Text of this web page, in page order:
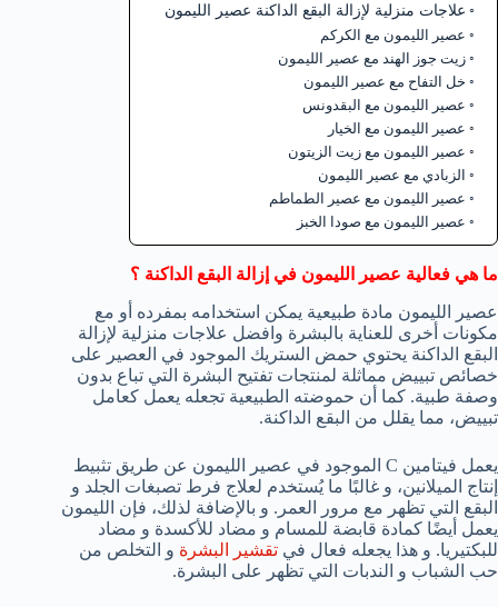
علاجات منزلية لإزالة البقع الداكنة عصير الليمون
عصير الليمون مع الكركم
زيت جوز الهند مع عصير الليمون
خل التفاح مع عصير الليمون
عصير الليمون مع البقدونس
عصير الليمون مع الخيار
عصير الليمون مع زيت الزيتون
الزبادي مع عصير الليمون
عصير الليمون مع عصير الطماطم
عصير الليمون مع صودا الخبز
ما هي فعالية عصير الليمون في إزالة البقع الداكنة ؟
عصير الليمون مادة طبيعية يمكن استخدامه بمفرده أو مع
مكونات أخرى للعناية بالبشرة وافضل علاجات منزلية لإزالة
البقع الداكنة يحتوي حمض الستريك الموجود في العصير على
خصائص تبييض مماثلة لمنتجات تفتيح البشرة التي تباع بدون
وصفة طبية. كما أن حموضته الطبيعية تجعله يعمل كعامل
تبييض، مما يقلل من البقع الداكنة.
يعمل فيتامين C الموجود في عصير الليمون عن طريق تثبيط
إنتاج الميلانين، و غالبًا ما يُستخدم لعلاج فرط تصبغات الجلد و
البقع التي تظهر مع مرور العمر. و بالإضافة لذلك، فإن الليمون
يعمل أيضًا كمادة قابضة للمسام و مضاد للأكسدة و مضاد
للبكتيريا. و هذا يجعله فعال في تقشير البشرة و التخلص من
حب الشباب و الندبات التي تظهر على البشرة.